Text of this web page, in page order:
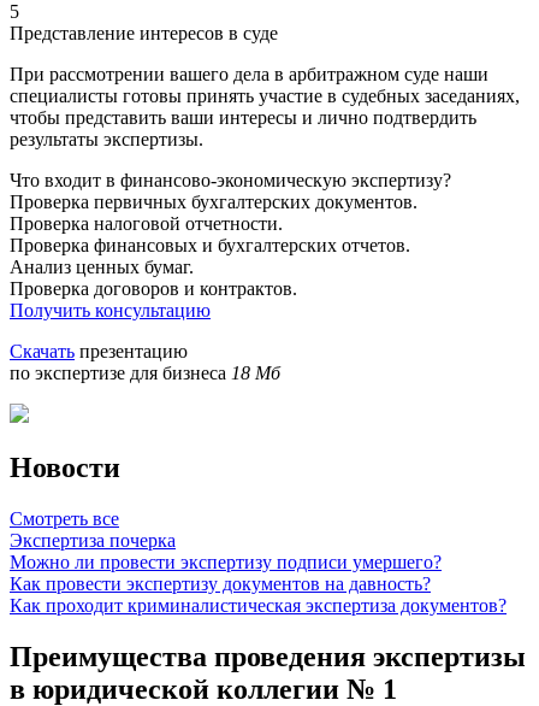
5
Представление интересов в суде
При рассмотрении вашего дела в арбитражном суде наши
специалисты готовы принять участие в судебных заседаниях,
чтобы представить ваши интересы и лично подтвердить
результаты экспертизы.
Что входит в финансово-экономическую экспертизу?
Проверка первичных бухгалтерских документов.
Проверка налоговой отчетности.
Проверка финансовых и бухгалтерских отчетов.
Анализ ценных бумаг.
Проверка договоров и контрактов.
Получить консультацию
Скачать презентацию
по экспертизе для бизнеса 18 Мб
Новости
Смотреть все
Экспертиза почерка
Можно ли провести экспертизу подписи умершего?
Как провести экспертизу документов на давность?
Как проходит криминалистическая экспертиза документов?
Преимущества проведения экспертизы
в юридической коллегии № 1